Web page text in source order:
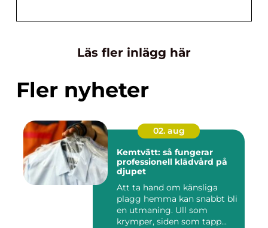
Läs fler inlägg här
Fler nyheter
02. aug
Kemtvätt: så fungerar
professionell klädvård på
djupet
Att ta hand om känsliga
plagg hemma kan snabbt bli
en utmaning. Ull som
krymper, siden som tapp...